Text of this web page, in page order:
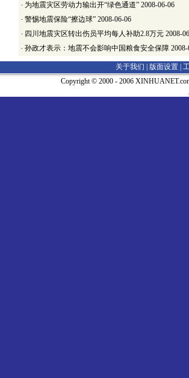
· 为地震灾区劳动力输出开“绿色通道” 2008-06-06
· 警惕地震保险“擦边球” 2008-06-06
· 四川地震灾区转出伤员平均每人补助2.8万元 2008-
· 孙政才表示：地震不会影响中国粮食安全保障
关于我们 | 版面设置
Copyright © 2000 - 2006